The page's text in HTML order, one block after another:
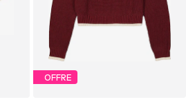
OFFRE